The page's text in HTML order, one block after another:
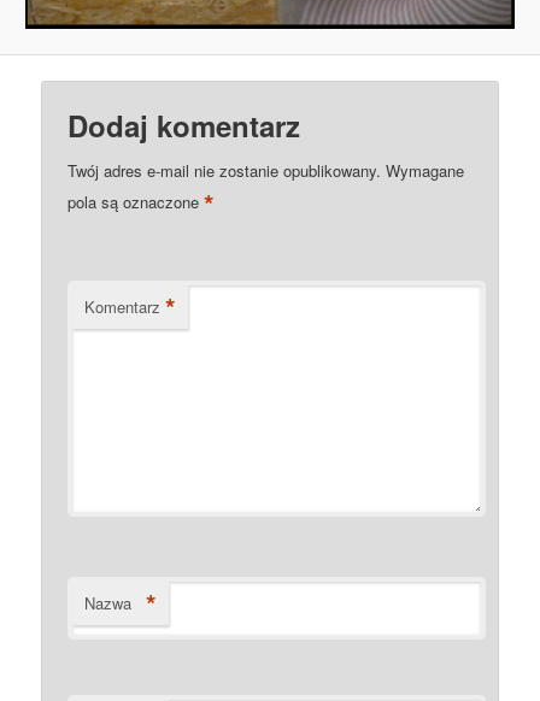
Dodaj komentarz
Twój adres e-mail nie zostanie opublikowany. Wymagane
pola są oznaczone*
Komentarz *
Nazwa *